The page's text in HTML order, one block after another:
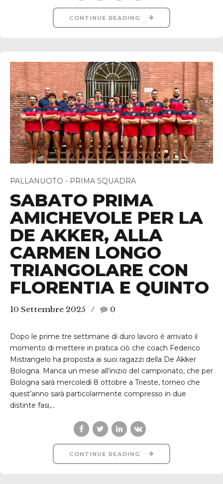
CONTINUE READING
PALLANUOTO - PRIMA SQUADRA
SABATO PRIMA
AMICHEVOLE PER LA
DE AKKER, ALLA
CARMEN LONGO
TRIANGOLARE CON
FLORENTIA E QUINTO
10 Settembre 2025 0
Dopo le prime tre settimane di duro lavoro è arrivato il
momento di mettere in pratica ciò che coach Federico
Mistrangelo ha proposta ai suoi ragazzi della De Akker
Bologna. Manca un mese all’inizio del campionato, che per
Bologna sarà mercoledì 8 ottobre a Trieste, torneo che
quest’anno sarà particolarmente compresso in due
distinte fasi,...
CONTINUE READING